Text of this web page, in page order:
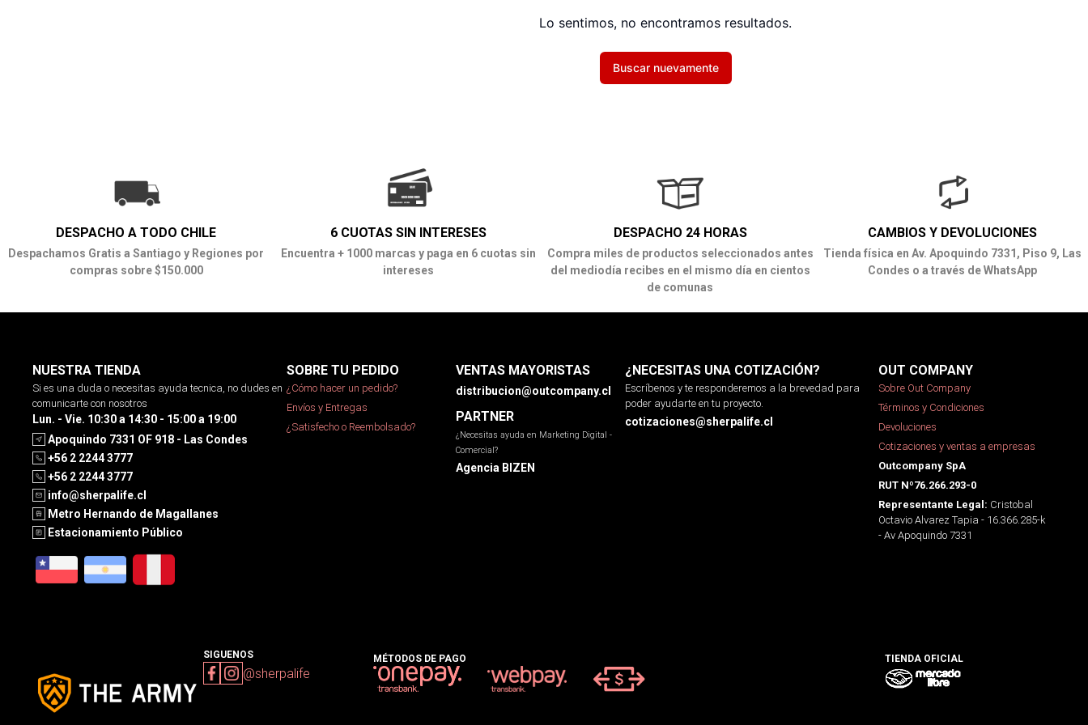
Lo sentimos, no encontramos resultados.
Buscar nuevamente
DESPACHO A TODO CHILE
Despachamos Gratis a Santiago y Regiones por
compras sobre $150.000
6 CUOTAS SIN INTERESES
Encuentra + 1000 marcas y paga en 6 cuotas sin
intereses
DESPACHO 24 HORAS
Compra miles de productos seleccionados antes
del mediodía recibes en el mismo día en cientos
de comunas
CAMBIOS Y DEVOLUCIONES
Tienda física en Av. Apoquindo 7331, Piso 9, Las
Condes o a través de WhatsApp
NUESTRA TIENDA
Si es una duda o necesitas ayuda tecnica, no dudes en
comunicarte con nosotros
Lun. - Vie. 10:30 a 14:30 - 15:00 a 19:00
Apoquindo 7331 OF 918 - Las Condes
+56 2 2244 3777
+56 2 2244 3777
info@sherpalife.cl
Metro Hernando de Magallanes
Estacionamiento Público
SOBRE TU PEDIDO
¿Cómo hacer un pedido?
Envíos y Entregas
¿Satisfecho o Reembolsado?
VENTAS MAYORISTAS
distribucion@outcompany.cl
PARTNER
¿Necesitas ayuda en Marketing Digital -
Comercial?
Agencia BIZEN
¿NECESITAS UNA COTIZACIÓN?
Escríbenos y te responderemos a la brevedad para
poder ayudarte en tu proyecto.
cotizaciones@sherpalife.cl
OUT COMPANY
Sobre Out Company
Términos y Condiciones
Devoluciones
Cotizaciones y ventas a empresas
Outcompany SpA
RUT Nº76.266.293-0
Representante Legal: Cristobal
Octavio Alvarez Tapia - 16.366.285-k
- Av Apoquindo 7331
SIGUENOS
@sherpalife
MÉTODOS DE PAGO TIENDA OFICIAL